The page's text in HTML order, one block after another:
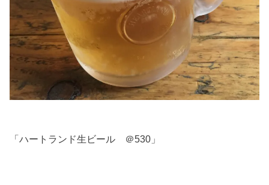
「ハートランド生ビール ＠530」